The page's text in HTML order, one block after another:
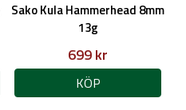
Sako Kula Hammerhead 8mm
13g
699 kr
KÖP